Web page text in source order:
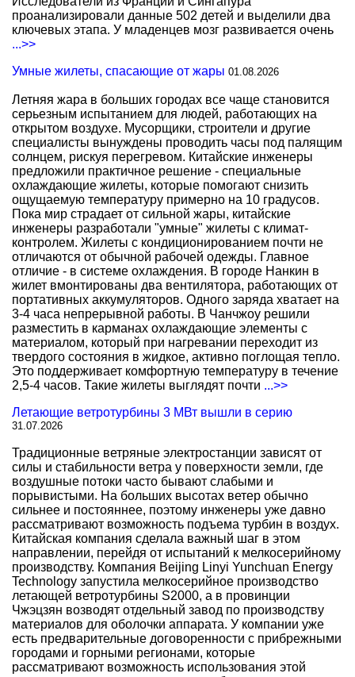
проанализировали данные 502 детей и выделили два
ключевых этапа. У младенцев мозг развивается очень
...>>
Умные жилеты, спасающие от жары 01.08.2026
Летняя жара в больших городах все чаще становится
серьезным испытанием для людей, работающих на
открытом воздухе. Мусорщики, строители и другие
специалисты вынуждены проводить часы под палящим
солнцем, рискуя перегревом. Китайские инженеры
предложили практичное решение - специальные
охлаждающие жилеты, которые помогают снизить
ощущаемую температуру примерно на 10 градусов.
Пока мир страдает от сильной жары, китайские
инженеры разработали "умные" жилеты с климат-
контролем. Жилеты с кондиционированием почти не
отличаются от обычной рабочей одежды. Главное
отличие - в системе охлаждения. В городе Нанкин в
жилет вмонтированы два вентилятора, работающих от
портативных аккумуляторов. Одного заряда хватает на
3-4 часа непрерывной работы. В Чанчжоу решили
разместить в карманах охлаждающие элементы с
материалом, который при нагревании переходит из
твердого состояния в жидкое, активно поглощая тепло.
Это поддерживает комфортную температуру в течение
2,5-4 часов. Такие жилеты выглядят почти ...>>
Летающие ветротурбины 3 МВт вышли в серию
31.07.2026
Традиционные ветряные электростанции зависят от
силы и стабильности ветра у поверхности земли, где
воздушные потоки часто бывают слабыми и
порывистыми. На больших высотах ветер обычно
сильнее и постояннее, поэтому инженеры уже давно
рассматривают возможность подъема турбин в воздух.
Китайская компания сделала важный шаг в этом
направлении, перейдя от испытаний к мелкосерийному
производству. Компания Beijing Linyi Yunchuan Energy
Technology запустила мелкосерийное производство
летающей ветротурбины S2000, а в провинции
Чжэцзян возводят отдельный завод по производству
материалов для оболочки аппарата. У компании уже
есть предварительные договоренности с прибрежными
городами и горными регионами, которые
рассматривают возможность использования этой